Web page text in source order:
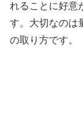
れることに好意
す。大切なのは
の取り方です。